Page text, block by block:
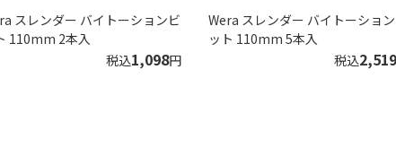
スレンダー バイトーションビ
110mm 2本入
税込1,098円
Wera スレンダー バイトーショ
ット 110mm 5本入
税込2,519